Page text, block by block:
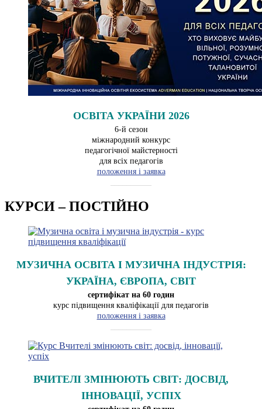
ОСВІТА УКРАЇНИ 2026
6-й сезон
міжнародний конкурс
педагогічної майстерності
для всіх педагогів
положення і заявка
КУРСИ – ПОСТІЙНО
МУЗИЧНА ОСВІТА І МУЗИЧНА ІНДУСТРІЯ:
УКРАЇНА, ЄВРОПА, СВІТ
сертифікат на 60 годин
курс підвищення кваліфікації для педагогів
положення і заявка
ВЧИТЕЛІ ЗМІНЮЮТЬ СВІТ: ДОСВІД,
ІННОВАЦІЇ, УСПІХ